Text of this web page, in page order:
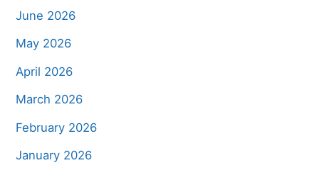
June 2026
May 2026
April 2026
March 2026
February 2026
January 2026